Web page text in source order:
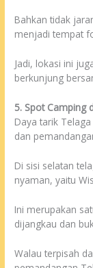
Bahkan tidak
menjadi tempat
Jadi, lokasi ini
berkunjung
5. Spot Camping
Daya tarik
dan
Di sisi selatan
nyaman, yaitu
Ini merupakan
dijangkau dan
Walau terpisah